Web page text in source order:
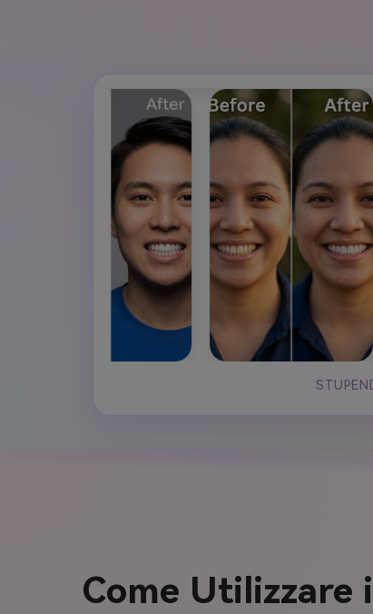
Come Utilizzare